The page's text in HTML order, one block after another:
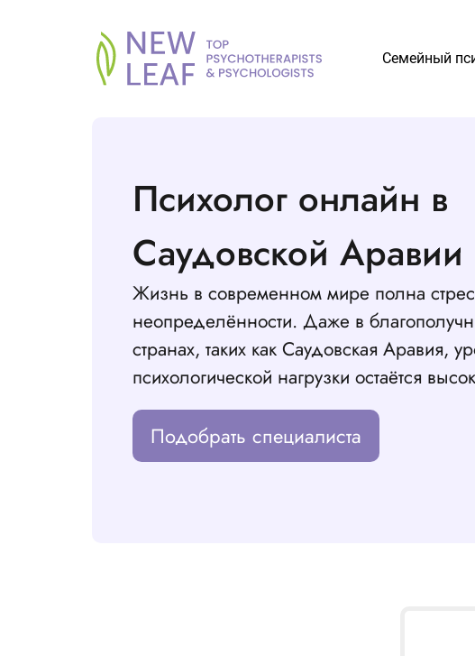
Семейный
Психолог онлайн в
Саудовской Аравии
Жизнь в современном мире полна
неопределённости. Даже в
странах, таких как Саудовская Аравия,
психологической нагрузки остаётся
Подобрать специалиста